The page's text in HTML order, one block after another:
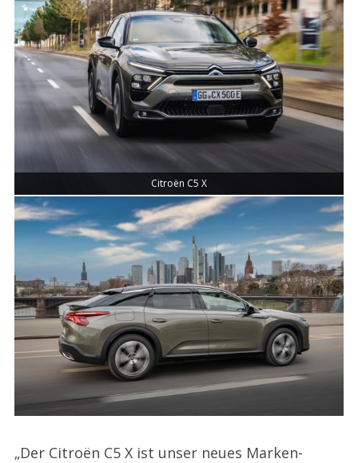
Citroën C5 X
„Der Citroën C5 X ist unser neues Marken-